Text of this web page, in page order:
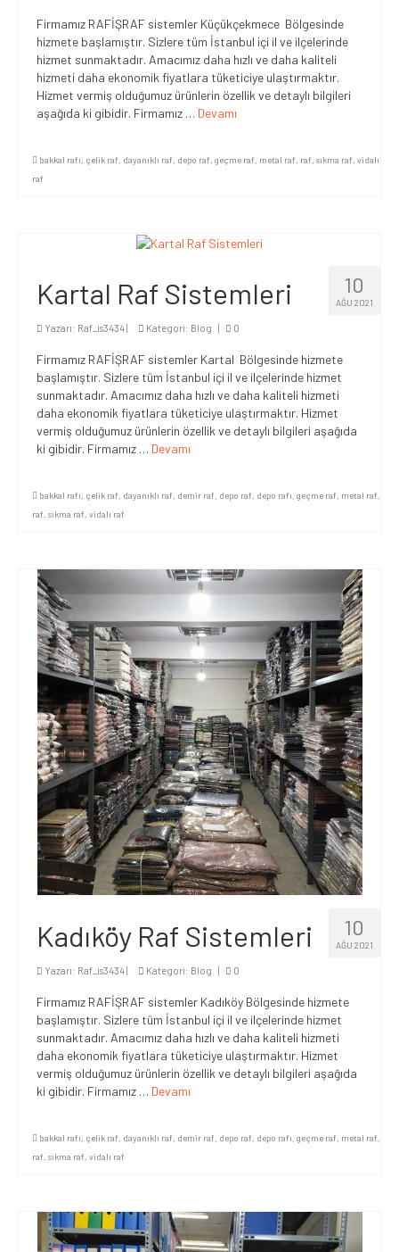
Firmamız RAFİŞRAF sistemler Küçükçekmece Bölgesinde
hizmete başlamıştır. Sizlere tüm İstanbul içi il ve ilçelerinde
hizmet sunmaktadır. Amacımız daha hızlı ve daha kaliteli
hizmeti daha ekonomik fiyatlara tüketiciye ulaştırmaktır.
Hizmet vermiş olduğumuz ürünlerin özellik ve detaylı bilgileri
aşağıda ki gibidir. Firmamız … Devamı
bakkal rafı, çelik raf, dayanıklı raf, depo raf, geçme raf, metal raf, raf, sıkma raf, vidalı
raf
10
AĞU 2021
Kartal Raf Sistemleri
Yazarı: Raf_is3434 Kategori: Blog 0
Firmamız RAFİŞRAF sistemler Kartal Bölgesinde hizmete
başlamıştır. Sizlere tüm İstanbul içi il ve ilçelerinde hizmet
sunmaktadır. Amacımız daha hızlı ve daha kaliteli hizmeti
daha ekonomik fiyatlara tüketiciye ulaştırmaktır. Hizmet
vermiş olduğumuz ürünlerin özellik ve detaylı bilgileri aşağıda
ki gibidir. Firmamız … Devamı
bakkal rafı, çelik raf, dayanıklı raf, demir raf, depo raf, depo rafı, geçme raf, metal raf,
raf, sıkma raf, vidalı raf
10
AĞU 2021
Kadıköy Raf Sistemleri
Yazarı: Raf_is3434 Kategori: Blog 0
Firmamız RAFİŞRAF sistemler Kadıköy Bölgesinde hizmete
başlamıştır. Sizlere tüm İstanbul içi il ve ilçelerinde hizmet
sunmaktadır. Amacımız daha hızlı ve daha kaliteli hizmeti
daha ekonomik fiyatlara tüketiciye ulaştırmaktır. Hizmet
vermiş olduğumuz ürünlerin özellik ve detaylı bilgileri aşağıda
ki gibidir. Firmamız … Devamı
bakkal rafı, çelik raf, dayanıklı raf, demir raf, depo raf, depo rafı, geçme raf, metal raf,
raf, sıkma raf, vidalı raf